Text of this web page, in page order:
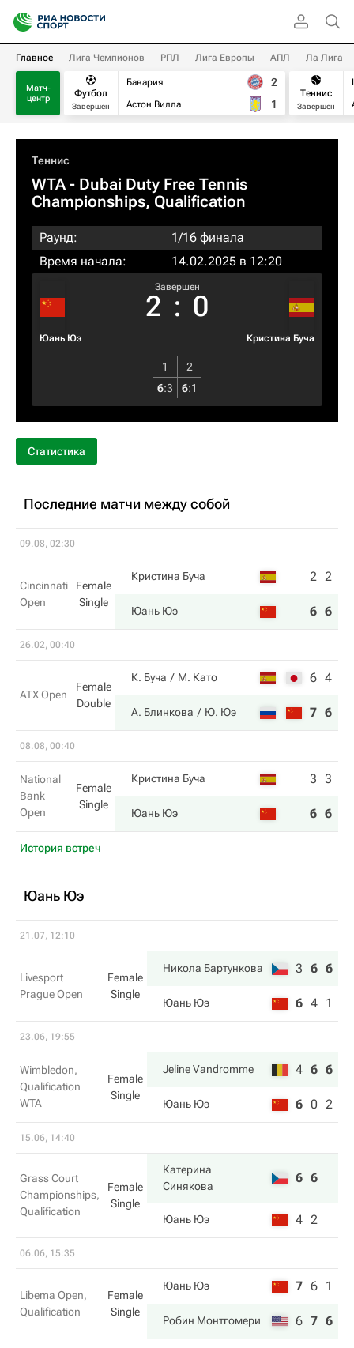
Главное Лига Чемпионов РПЛ Лига Европы АПЛ Ла Лига
Матч-
центр
Футбол
Завершен
Бавария
Астон Вилла
2
1
Теннис
Завершен
Теннис
WTA- Dubai Duty Free Tennis
Championships, Qualification
Раунд:
1/16 финала
Время начала:
14.02.2025 в 12:20
Юань Юэ
Завершен
2 : 0
Кристина Буча
1
2
6:3 6:1
Статистика
Последние матчи между собой
09.08, 02:30
Cincinnati
Open
Female
Single
Кристина Буча 2 2
Юань Юэ 6 6
26.02, 00:40
ATX Open
Female
Double
К. Буча М. Като 6 4
А. Блинкова Ю. Юэ 7 6
08.08, 00:40
National
Bank
Open
Female
Single
Кристина Буча 3 3
Юань Юэ 6 6
История встреч
Юань Юэ
21.07, 12:10
Livesport
Prague Open
Female
Single
Никола Бартункова 3 6 6
Юань Юэ 6 4 1
23.06, 19:55
Wimbledon,
Qualification
WTA
Female
Single
Jeline Vandromme 4 6 6
Юань Юэ 6 0 2
15.06, 14:40
Grass Court
Championships,
Qualification
Female
Single
Катерина
Синякова
6 6
Юань Юэ 4 2
06.06, 15:35
Libema Open,
Qualification
Female
Single
Юань Юэ 7 6 1
Робин Монтгомери 6 7 6